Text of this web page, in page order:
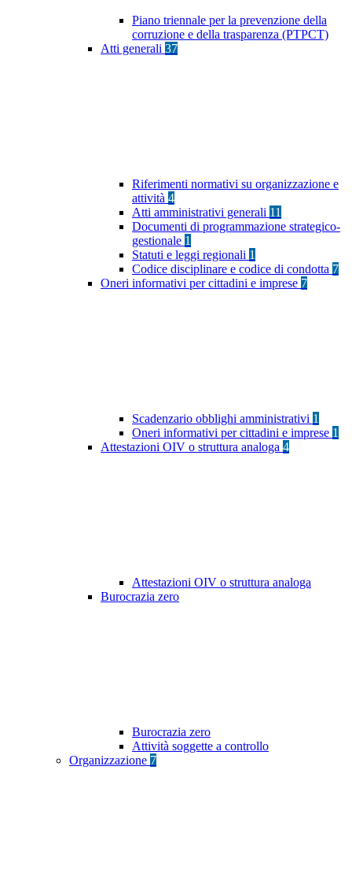
Piano triennale per la prevenzione della
corruzione e della trasparenza (PTPCT)
Atti generali 37
Riferimenti normativi su organizzazione e
attività 4
Atti amministrativi generali 11
Documenti di programmazione strategico-
gestionale 1
Statuti e leggi regionali 1
Codice disciplinare e codice di condotta 7
Oneri informativi per cittadini e imprese 7
Scadenzario obblighi amministrativi 1
Oneri informativi per cittadini e imprese 1
Attestazioni OIV o struttura analoga 4
Attestazioni OIV o struttura analoga
Burocrazia zero
Burocrazia zero
Attività soggette a controllo
Organizzazione 7